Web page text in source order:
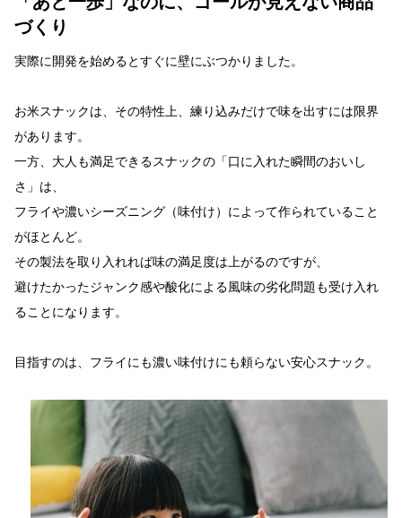
づくり
実際に開発を始めるとすぐに壁にぶつかりました。
お米スナックは、その特性上、練り込みだけで味を出すには限界
があります。
一方、大人も満足できるスナックの「口に入れた瞬間のおいし
さ」は、
フライや濃いシーズニング（味付け）によって作られていること
がほとんど。
その製法を取り入れれば味の満足度は上がるのですが、
避けたかったジャンク感や酸化による風味の劣化問題も受け入れ
ることになります。
目指すのは、フライにも濃い味付けにも頼らない安心スナック。